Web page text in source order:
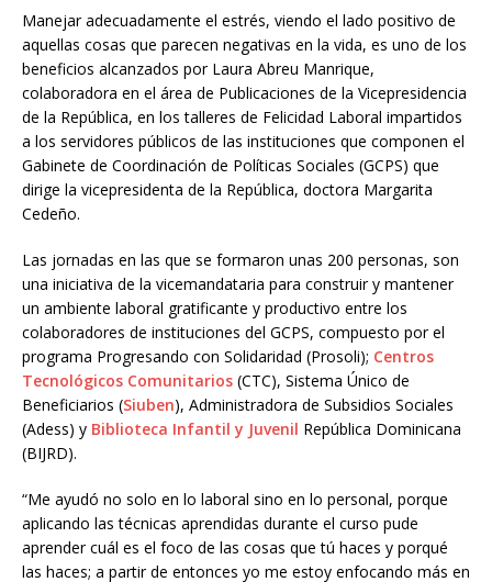
Manejar adecuadamente el estrés, viendo el lado positivo de
aquellas cosas que parecen negativas en la vida, es uno de los
beneficios alcanzados por Laura Abreu Manrique,
colaboradora en el área de Publicaciones de la Vicepresidencia
de la República, en los talleres de Felicidad Laboral impartidos
a los servidores públicos de las instituciones que componen el
Gabinete de Coordinación de Políticas Sociales (GCPS) que
dirige la vicepresidenta de la República, doctora Margarita
Cedeño.
Las jornadas en las que se formaron unas 200 personas, son
una iniciativa de la vicemandataria para construir y mantener
un ambiente laboral gratificante y productivo entre los
colaboradores de instituciones del GCPS, compuesto por el
programa Progresando con Solidaridad (Prosoli); Centros
Tecnológicos Comunitarios (CTC), Sistema Único de
Beneficiarios (Siuben), Administradora de Subsidios Sociales
(Adess) y Biblioteca Infantil y Juvenil República Dominicana
(BIJRD).
“Me ayudó no solo en lo laboral sino en lo personal, porque
aplicando las técnicas aprendidas durante el curso pude
aprender cuál es el foco de las cosas que tú haces y porqué
las haces; a partir de entonces yo me estoy enfocando más en